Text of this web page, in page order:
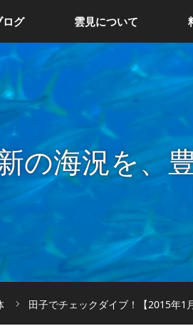
ログ 雲見について
の海況を、
田子でチェックダイブ！【2015年1